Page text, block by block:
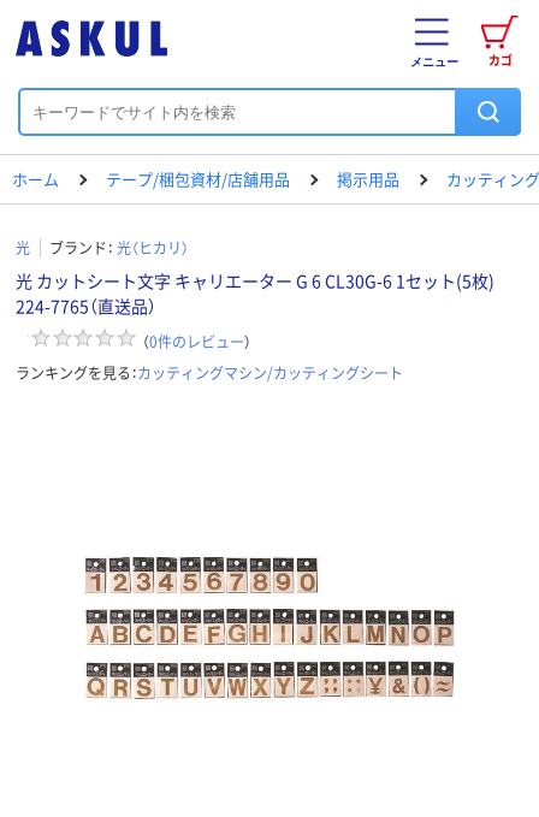
カゴ
メニュー
ホーム テープ/梱包資材/店舗用品 掲示用品 カッティン
光 ブランド： 光（ヒカリ）
光 カットシート文字 キャリエーター G 6 CL30G-6 1セット(5枚)
224-7765（直送品）
（0件のレビュー）
ランキングを見る：カッティングマシン/カッティングシート